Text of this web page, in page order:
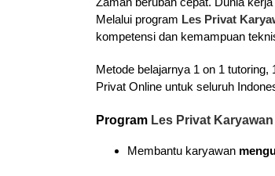
Melalui program Les Privat
kompetensi dan kemampuan
Metode belajarnya 1 on 1
Privat Online untuk seluruh
Program Les Privat Karyawan
Membantu karyawan